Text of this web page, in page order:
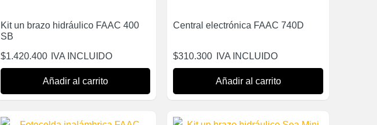
Kit un brazo hidráulico FAAC 400
SB
$1.420.400 IVA INCLUIDO
Añadir al carrito
Central electrónica FAAC 740D
$310.300 IVA INCLUIDO
Añadir al carrito